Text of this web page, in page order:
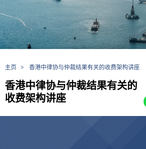
主页 > 香港中律协与仲裁结果有关的收费架构讲座
香港中律协与仲裁结果有关的
收费架构讲座